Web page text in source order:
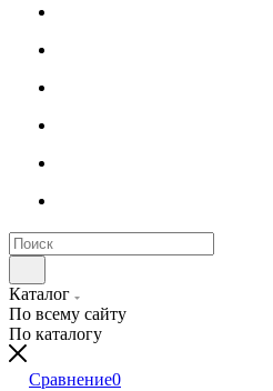
Каталог
По всему сайту
По каталогу
Сравнение0